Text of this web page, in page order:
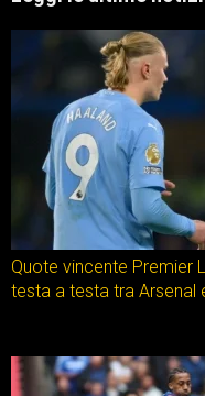
Quote vincente Premier
testa a testa tra Arsenal